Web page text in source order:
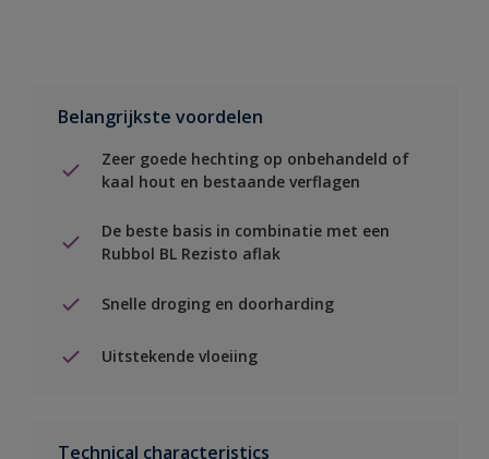
Belangrijkste voordelen
Zeer goede hechting op onbehandeld of
kaal hout en bestaande verflagen
De beste basis in combinatie met een
Rubbol BL Rezisto aflak
Snelle droging en doorharding
Uitstekende vloeiing
Technical characteristics